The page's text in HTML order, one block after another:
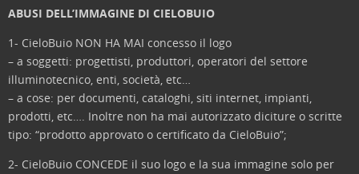
ABUSI DELL’IMMAGINE DI CIELOBUIO
1- CieloBuio NON HA MAI concesso il logo
– a soggetti: progettisti, produttori, operatori del settore
illuminotecnico, enti, società, etc…
– a cose: per documenti, cataloghi, siti internet, impianti,
prodotti, etc…. Inoltre non ha mai autorizzato diciture o scritte
tipo: “prodotto approvato o certificato da CieloBuio”;
2- CieloBuio CONCEDE il suo logo e la sua immagine solo per